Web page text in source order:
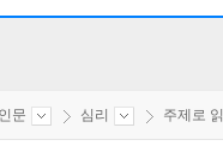
인문 심리 주제로